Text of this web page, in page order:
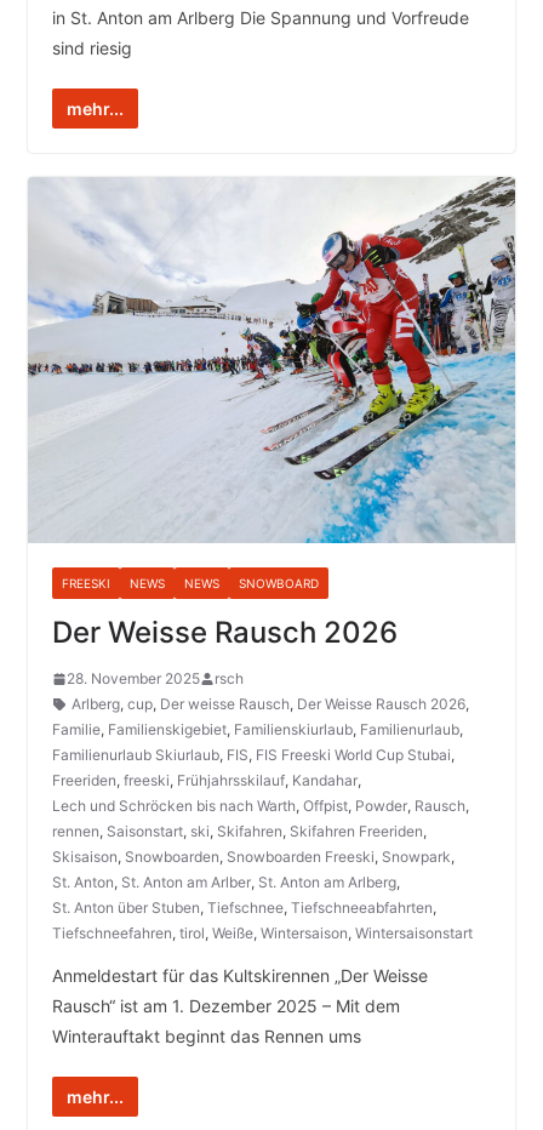
in St. Anton am Arlberg Die Spannung und Vorfreude
sind riesig
mehr...
FREESKI NEWS NEWS SNOWBOARD
Der Weisse Rausch 2026
28. November 2025
rsch
Arlberg, cup, Der weisse Rausch, Der Weisse Rausch 2026,
Familie, Familienskigebiet, Familienskiurlaub, Familienurlaub,
Familienurlaub Skiurlaub, FIS, FIS Freeski World Cup Stubai,
Freeriden, freeski, Frühjahrsskilauf, Kandahar,
Lech und Schröcken bis nach Warth, Offpist, Powder, Rausch,
rennen, Saisonstart, ski, Skifahren, Skifahren Freeriden,
Skisaison, Snowboarden, Snowboarden Freeski, Snowpark,
St. Anton, St. Anton am Arlber, St. Anton am Arlberg,
St. Anton über Stuben, Tiefschnee, Tiefschneeabfahrten,
Tiefschneefahren, tirol, Weiße, Wintersaison, Wintersaisonstart
Anmeldestart für das Kultskirennen „Der Weisse
Rausch“ ist am 1. Dezember 2025 – Mit dem
Winterauftakt beginnt das Rennen ums
mehr...